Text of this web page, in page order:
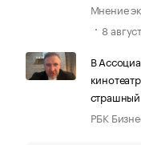
Мнение
8
В
страшный
РБК